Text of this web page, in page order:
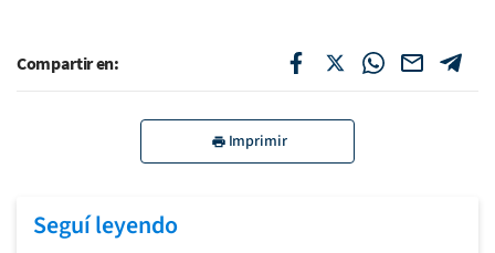
Compartir en:
Imprimir
Seguí leyendo